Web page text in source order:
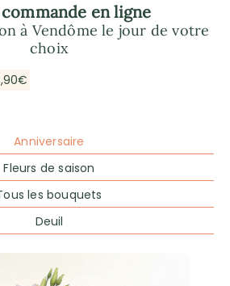
commande en ligne
à Vendôme le jour de votre
choix
Anniversaire
Fleurs de saison
les bouquets
Deuil